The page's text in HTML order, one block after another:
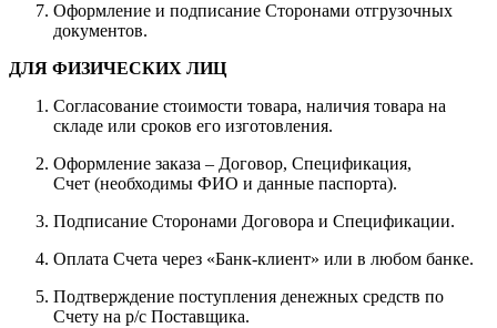
Оформление и подписание Сторонами отгрузочных
документов.
ДЛЯ ФИЗИЧЕСКИХ ЛИЦ
Согласование стоимости товара, наличия товара на
складе или сроков его изготовления.
Оформление заказа – Договор, Спецификация,
Счет (необходимы ФИО и данные паспорта).
Подписание Сторонами Договора и Спецификации.
Оплата Счета через «Банк-клиент» или в любом банке.
Подтверждение поступления денежных средств по
Счету на р/с Поставщика.